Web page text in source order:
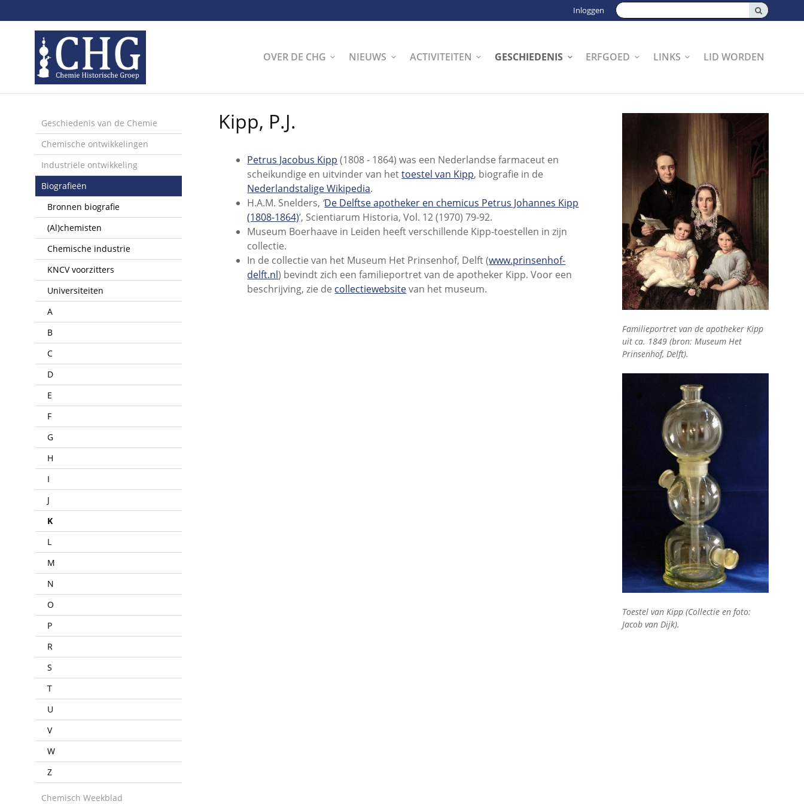
links
Spring
naar
de
inhoud
naar
het
menu
Zoeken:
Inloggen
OVER DE CHG NIEUWS ACTIVITEITEN GESCHIEDENIS ERFGOED LINKS LID WORDEN
Kipp, P.J.
Petrus Jacobus Kipp (1808 - 1864) was een Nederlandse farmaceut en
scheikundige en uitvinder van hettoestel van Kipp, biografie in de
Nederlandstalige Wikipedia.
H.A.M. Snelders, ‘De Delftse apotheker en chemicus Petrus Johannes Kipp
(1808-1864)’, Scientiarum Historia, Vol. 12 (1970) 79-92.
Museum Boerhaave in Leiden heeft verschillende Kipp-toestellen in zijn
collectie.
In de collectie van het Museum Het Prinsenhof, Delft (www.prinsenhof-
delft.nl) bevindt zich een familieportret van de apotheker Kipp. Voor een
beschrijving, zie de collectiewebsitevan het museum.
Geschiedenis van de Chemie
Chemische ontwikkelingen
Industriële ontwikkeling
Biografieën
Bronnen biografie
(Al)chemisten
Chemische industrie
KNCV voorzitters
Universiteiten
A
B
C
D
E
F
G
H
I
J
K
L
M
N
O
P
R
S
T
U
V
W
Z
Chemisch Weekblad
Familieportret van de apotheker Kipp
uit ca. 1849 (bron: Museum Het
Prinsenhof, Delft).
Toestel van Kipp (Collectie en foto:
Jacob van Dijk).